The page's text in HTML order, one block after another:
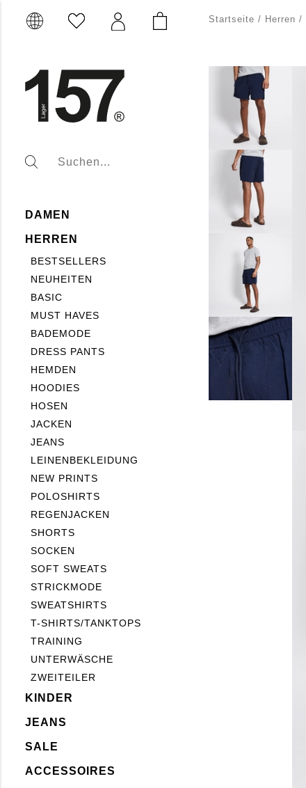
DAMEN
HERREN
BESTSELLERS
NEUHEITEN
BASIC
MUST HAVES
BADEMODE
DRESS PANTS
HEMDEN
HOODIES
HOSEN
JACKEN
JEANS
LEINENBEKLEIDUNG
NEW PRINTS
POLOSHIRTS
REGENJACKEN
SHORTS
SOCKEN
SOFT SWEATS
STRICKMODE
SWEATSHIRTS
T-SHIRTS/TANKTOPS
TRAINING
UNTERWÄSCHE
ZWEITEILER
KINDER
JEANS
SALE
ACCESSOIRES
Startseite / Herren /